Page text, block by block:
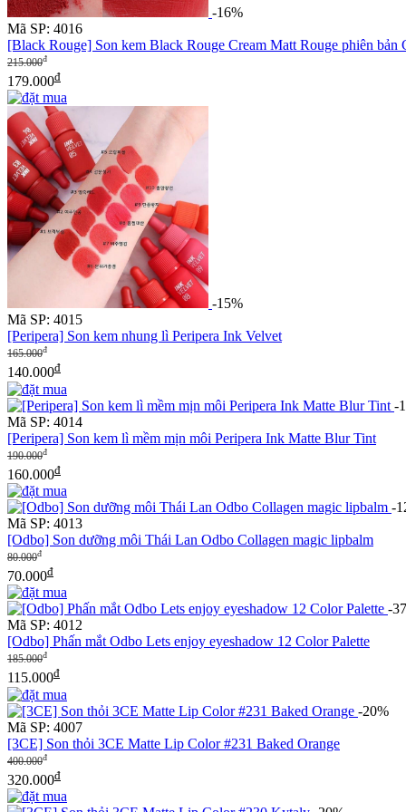
-16%
Mã SP: 4016
[Black Rouge] Son kem Black Rouge Cream Matt Rouge phiên bản
215.000đ
179.000đ
-15%
Mã SP: 4015
[Peripera] Son kem nhung lì Peripera Ink Velvet
165.000đ
140.000đ
-
Mã SP: 4014
[Peripera] Son kem lì mềm mịn môi Peripera Ink Matte Blur Tint
190.000đ
160.000đ
-
Mã SP: 4013
[Odbo] Son dưỡng môi Thái Lan Odbo Collagen magic lipbalm
80.000đ
70.000đ
-
Mã SP: 4012
[Odbo] Phấn mắt Odbo Lets enjoy eyeshadow 12 Color Palette
185.000đ
115.000đ
-20%
Mã SP: 4007
[3CE] Son thỏi 3CE Matte Lip Color #231 Baked Orange
400.000đ
320.000đ